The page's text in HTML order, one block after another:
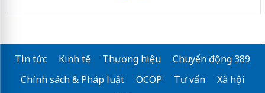
Tin tức Kinh tế Thương hiệu
Chuyển động 389
Chính sách & Pháp luật
OCOP Tư vấn
Xã hội